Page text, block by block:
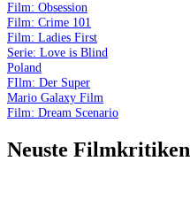
Film: Obsession
Film: Crime 101
Film: Ladies First
Serie: Love is Blind
Poland
FIlm: Der Super
Mario Galaxy Film
Film: Dream Scenario
Neuste Filmkritiken